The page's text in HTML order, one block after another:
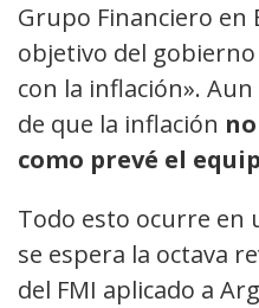
Grupo Financiero en
objetivo del
con la inflación».
de que la inflación
como prevé el
Todo esto ocurre en
se espera la octava
del FMI aplicado a